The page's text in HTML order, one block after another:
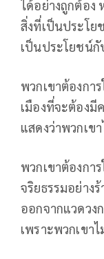
ได้อย่างถูกต้อง
สิ่งที่เป็นประโย
เป็นประโยชน์
พวกเขาต้องกา
เมืองที่จะต้องมี
แสดงว่าพวกเข
พวกเขาต้องกา
จริยธรรมอย่าง
ออกจากแวดวง
เพราะพวกเขา